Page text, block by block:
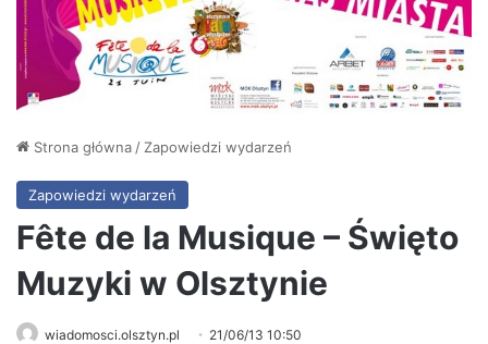
Strona główna / Zapowiedzi wydarzeń
Zapowiedzi wydarzeń
Fête de la Musique – Święto
Muzyki w Olsztynie
wiadomosci.olsztyn.pl 21/06/13 10:50